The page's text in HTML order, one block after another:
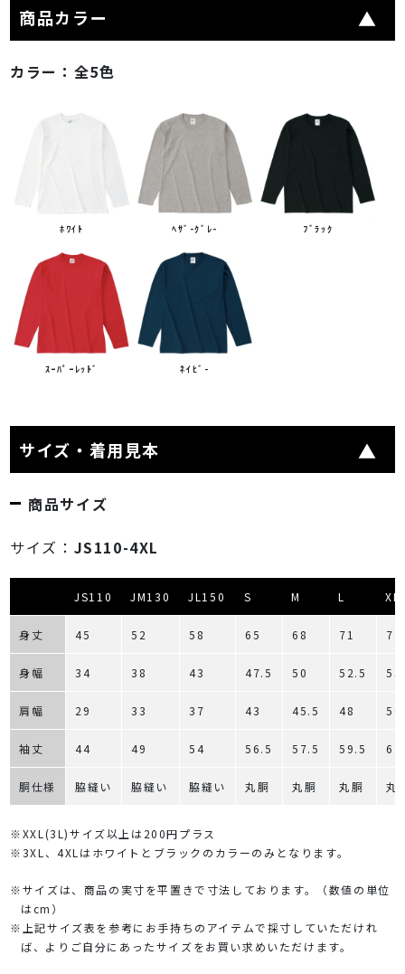
商品カラー
カラー： 全5色
ﾎﾜｲﾄ ﾍｻﾞ-ｸﾞﾚ- ﾌﾞﾗｯｸ
ｽｰﾊﾟｰﾚｯﾄﾞ ﾈｲﾋﾞ-
サイズ・着用見本
商品サイズ
サイズ： JS110-4XL
JS110 JM130 JL150 S M L XL
身丈 45 52 58 65 68 71 74
身幅 34 38 43 47.5 50 52.5 55
肩幅 29 33 37 43 45.5 48
袖丈 44 49 54 56.5 57.5 59.5
胴仕様 脇縫い 脇縫い 脇縫い 丸胴 丸胴 丸胴 丸
※XXL(3L)サイズ以上は200円プラス
※3XL、4XLはホワイトとブラックのカラーのみとなります。
※サイズは、商品の実寸を平置きで寸法しております。（数値の単位
はcm）
※上記サイズ表を参考にお手持ちのアイテムで採寸していただけれ
ば、よりご自分にあったサイズをお買い求めいただけます。